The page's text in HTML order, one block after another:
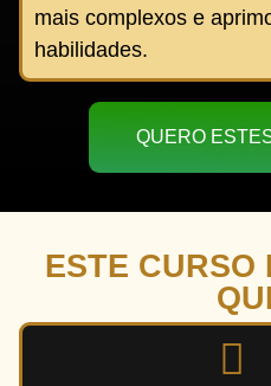
mais complexos e
habilidades.
QUERO
ESTE CURSO